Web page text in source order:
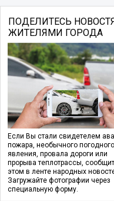
ПОДЕЛИТЕСЬ
ЖИТЕЛЯМИ ГОРОДА
Если Вы стали свидетелем
пожара, необычного погодного
явления, провала дороги или
прорыва теплотрассы,
этом в ленте народных
Загружайте фотографии через
специальную форму.